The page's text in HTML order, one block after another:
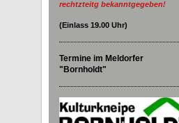
rechtzteitg bekanntgegeben!
(Einlass 19.00 Uhr)
Termine im Meldorfer
"Bornholdt"